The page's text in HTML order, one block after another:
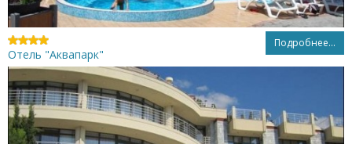
Подробнее...
Отель "Аквапарк"